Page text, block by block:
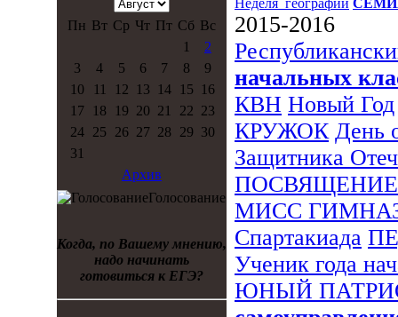
Пн Вт Ср Чт Пт Сб Вс
1
2
3
4 5 6 7 8
9
10
11 12 13 14 15
16
17
18 19 20 21 22 23
24
25 26 27 28 29 30
31
Архив
Голосование
Когда, по Вашему мнению,
надо начинать
готовиться к ЕГЭ?
Неделя_географии
2015-2016
начальных
КВН Новый Год
КРУЖОК День
Защитника
МИСС
Спартакиада
Ученик года
ЮНЫЙ